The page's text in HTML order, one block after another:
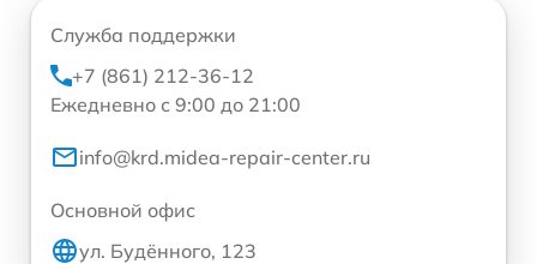
Служба поддержки
+7 (861) 212-36-12
Ежедневно с 9:00 до 21:00
info@krd.midea-repair-center.ru
Основной офис
ул. Будённого, 123